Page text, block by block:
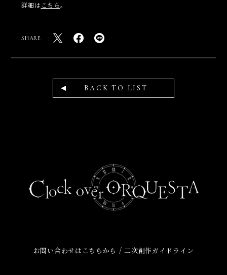
詳細はこちら。
SHARE
BACK TO LIST
お問い合わせはこちらから /二次創作ガイドライン